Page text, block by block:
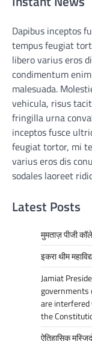
Dapibus inceptos
tempus feugiat
libero varius eros
condimentum
malesuada.
vehicula, risus
fringilla urna
inceptos fusce
feugiat tortor, mi
varius eros dis
sodales laoreet
Latest Posts
मुमताज़ पीजी
इकरा थीम
Jamiat
governments
are
the
ऐतिहासिक